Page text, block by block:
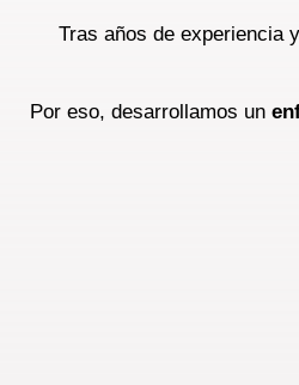
Tras años de experiencia
Por eso, desarrollamos un